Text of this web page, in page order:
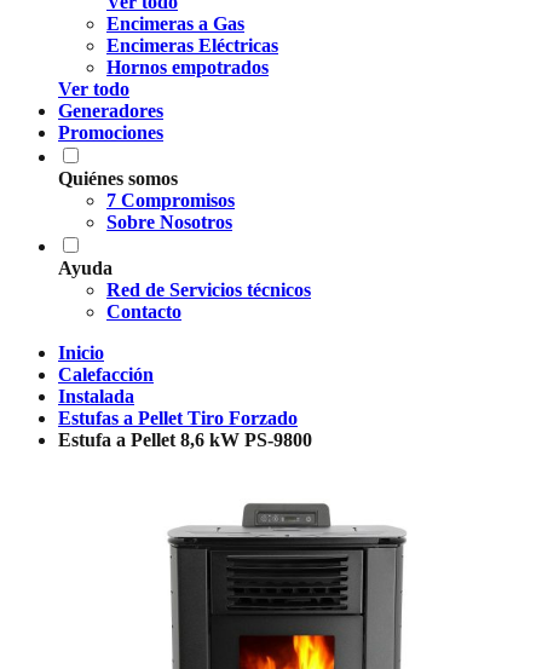
Encimeras a Gas
Encimeras Eléctricas
Hornos empotrados
Ver todo
Generadores
Promociones
Quiénes somos
7 Compromisos
Sobre Nosotros
Ayuda
Red de Servicios técnicos
Contacto
Inicio
Calefacción
Instalada
Estufas a Pellet Tiro Forzado
Estufa a Pellet 8,6 kW PS-9800